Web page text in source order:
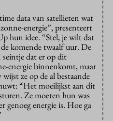
data van satellieten wat
energie”, presenteert
hun idee. “Stel, je wilt dat
de komende twaalf uur. De
seintje dat er op dit
energie binnenkomt, maar
ze op de al bestaande
“Het moeilijkst aan dit
Ze moeten hun was
genoeg energie is. Hoe ga